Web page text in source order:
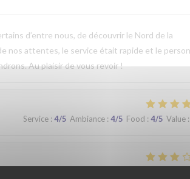
d’entre nous, de découvrir le Nord de la
nos attentes, le service était rapide et le
Au plaisir de vous revoir !
Service: 4/5 Ambiance: 4/5 Food : 4/5 Value: